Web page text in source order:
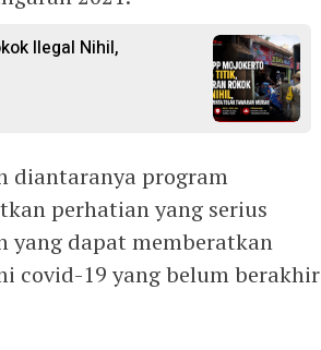
Ilegal Nihil,
diantaranya program
perhatian yang serius
yang dapat memberatkan
covid-19 yang belum berakhir